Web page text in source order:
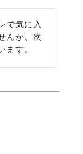
で気に入
んが、次
ます。